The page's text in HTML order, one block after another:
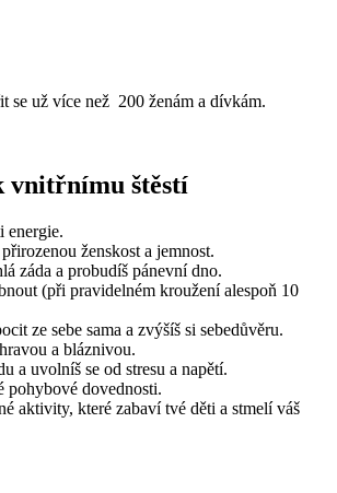
se už více než 200 ženám a dívkám.
vnitřnímu štěstí
energie.
ženskost a jemnost.
záda a probudíš pánevní dno.
(při pravidelném kroužení alespoň 10
ze sebe sama a zvýšíš si sebedůvěru.
a bláznivou.
a uvolníš se od stresu a napětí.
pohybové dovednosti.
aktivity, které zabaví tvé děti a stmelí váš